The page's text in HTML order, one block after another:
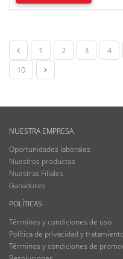
1 2 3 4
10
NUESTRA EMPRESA
Oportunidades laborales
Nuestros productos
Nuestras Filiales
Ganadores
POLÍTICAS
Términos y condiciones de uso
Política de privacidad y
Términos y condiciones de